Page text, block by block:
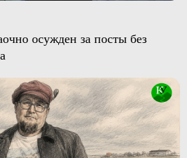
осужден за посты без